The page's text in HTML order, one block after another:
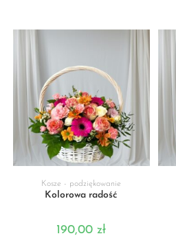
DODAJ DO KOSZYKA
Kosze - podziękowanie
Kolorowa radość
190,00zł